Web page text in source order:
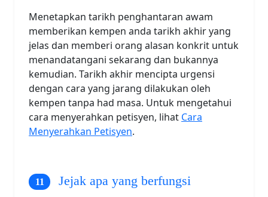
Menetapkan tarikh penghantaran awam
memberikan kempen anda tarikh akhir yang
jelas dan memberi orang alasan konkrit untuk
menandatangani sekarang dan bukannya
kemudian. Tarikh akhir mencipta urgensi
dengan cara yang jarang dilakukan oleh
kempen tanpa had masa. Untuk mengetahui
cara menyerahkan petisyen, lihat Cara
Menyerahkan Petisyen.
Jejak apa yang berfungsi